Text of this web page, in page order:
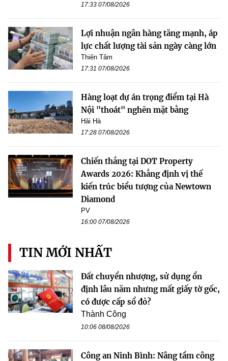
17:33 07/08/2026
Lợi nhuận ngân hàng tăng mạnh, áp
lực chất lượng tài sản ngày càng lớn
Thiên Tâm
17:31 07/08/2026
Hàng loạt dự án trọng điểm tại Hà
Nội "thoát" nghẽn mặt bằng
Hải Hà
17:28 07/08/2026
Chiến thắng tại DOT Property
Awards 2026: Khẳng định vị thế
kiến trúc biểu tượng của Newtown
Diamond
PV
16:00 07/08/2026
TIN MỚI NHẤT
Đất chuyển nhượng, sử dụng ổn
định lâu năm nhưng mất giấy tờ gốc,
có được cấp sổ đỏ?
Thành Công
10:06 08/08/2026
Công an Ninh Bình: Nâng tầm công